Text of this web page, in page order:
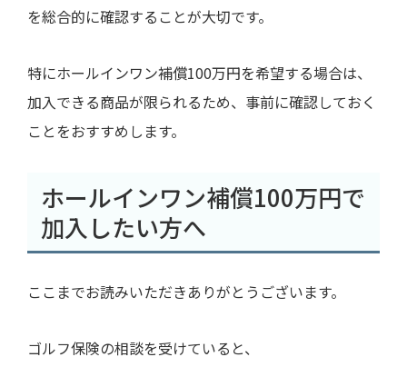
を総合的に確認することが大切です。
特にホールインワン補償100万円を希望する場合は、
加入できる商品が限られるため、事前に確認しておく
ことをおすすめします。
ホールインワン補償100万円で
加入したい方へ
ここまでお読みいただきありがとうございます。
ゴルフ保険の相談を受けていると、